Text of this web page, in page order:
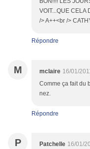
VOIT...QUE CELA
/> A++<br />
Répondre
M mclaire 16/01/
Comme ça fait du
nez.
Répondre
P Patchelle 16/01/